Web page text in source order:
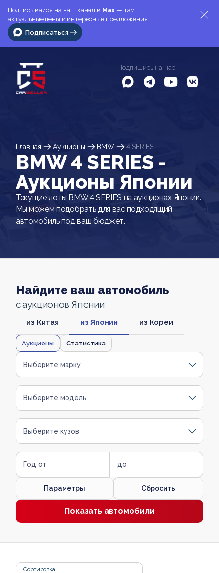
Подписывайся на наш канал в Max — там
актуальные цены и интересные предложения
Подписаться
Подпишись на нас
Главная Аукционы BMW 4 SERIES
BMW 4 SERIES -
Аукционы Японии
Текущие лоты BMW 4 SERIES на аукционах Японии.
Мы можем подобрать для вас подходящий
автомобиль под ваш бюджет.
Найдите ваш автомобиль
с аукционов Японии
из Китая из Японии из Кореи
Аукционы Статистика
Выберите марку
Выберите модель
Выберите кузов
Год от до
Параметры Сбросить
Показать автомобили
Сортировка